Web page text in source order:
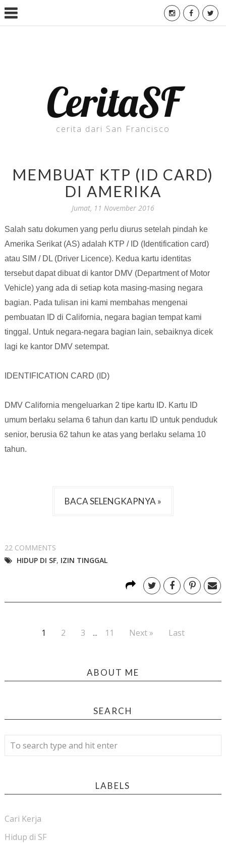
CeritaSF
cerita dari San Francisco
MEMBUAT KTP (ID CARD)
DI AMERIKA
Jumat, 11 November 2016
Salah satu dokumen yang perlu diurus setelah pindah ke
Amerika Serikat (AS) adalah KTP / ID (Identification card)
atau SIM / DL (Driver Licence). Kedua kartu identitas
tersebut dapat dibuat di kantor DMV (Department of Motor
Vehicle) yang ada di setiap kota masing-masing negara
bagian. Pada tulisan ini kami membahas mengenai
pembuatan ID di California, negara bagian tempat kami
tinggal. Untuk negara-negara bagian lain, sebaiknya dicek
lagi ke kantor DMV setempat.
IDENTIFICATION CARD (ID)
DMV California mengeluarkan 2 tipe kartu ID. Kartu ID
umum berlaku selama 6 tahun dan kartu ID untuk penduduk
senior, berusia 62 tahun ke atas yang berlaku selama 10
tahun.
BACA SELENGKAPNYA »
22 COMMENTS
HIDUP DI SF, IZIN TINGGAL
1 2 3 ... 11 Next » Last
ABOUT ME
SEARCH
LABELS
Cari Kerja
Hidup di SF